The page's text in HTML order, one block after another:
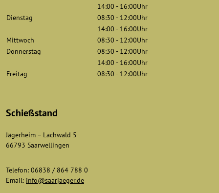
14:00 - 16:00Uhr
Dienstag
08:30 - 12:00Uhr
14:00 - 16:00Uhr
Mittwoch
08:30 - 12:00Uhr
Donnerstag
08:30 - 12:00Uhr
14:00 - 16:00Uhr
Freitag
08:30 - 12:00Uhr
Schießstand
Jägerheim – Lachwald 5
66793 Saarwellingen
Telefon: 06838 / 864 788 0
Email: info@saarjaeger.de